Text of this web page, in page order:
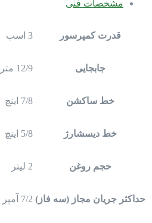
مشخصات فنی
قدرت کمپرسور 3 اسب
جابجایی 12/9 متر مکعب در ساعت
خط ساکشن 7/8 اینچ
خط دیسشارژ 5/8 اینچ
حجم روغن 2 لیتر
حداکثر جریان مجاز (سه فاز) 7/2 آمپر